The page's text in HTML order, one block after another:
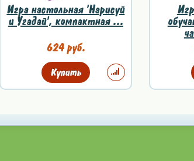
Игра настольная 'Нарисуй
и Угадай', компактная ...
624 руб.
Купить